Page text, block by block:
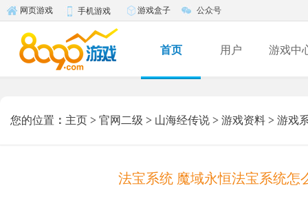
网页游戏 手机游戏 游戏盒子 公众号
首页 用户 游戏中
您的位置 ： 主页 > 官网二级 > 山海经传说 > 游戏资料 > 游戏
法宝系统 魔域永恒法宝系统怎